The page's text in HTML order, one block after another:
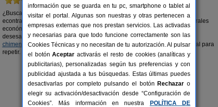
¿Buscas casa rural en Tarragona al mejor precio? En Zonas Rurales
econtrarás el alojamiento rural más ajustado a tu bolsillo. Alojamientos rurales
económicos de Tarragona por menos de 20 € persona/noche. Si también
desesas una estancia acogedora, mira una de estascasas rurales con
chimenea en Tarragonay experimenta un inolvidable viaje de turismo rural para
repetir.
información que se guarda en tu pc, smartphone o tablet al
visitar el portal. Algunas son nuestras y otras pertenecen a
empresas externas que nos prestan servicios. Las activadas
y necesarias para que todo funcione correctamente son las
Cookies Técnicas y no necesitan de tu autorización. Al pulsar
el botónAceptar activarás el resto de cookies (analíticas y
publicitarias), personalizadas según tus preferencias y con
publicidad ajustada a tus búsquedas. Estas últimas puedes
desactivarlas por completo pulsando el botón Rechazar o
elegir su activación/desactivación desde “Configuración de
Cookies”. Más información en nuestra
POLÍTICA DE